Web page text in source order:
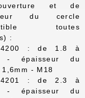
et de
du cercle
toutes
:
: de 1.8 à
- épaisseur du
- M18
: de 2.3 à
- épaisseur du